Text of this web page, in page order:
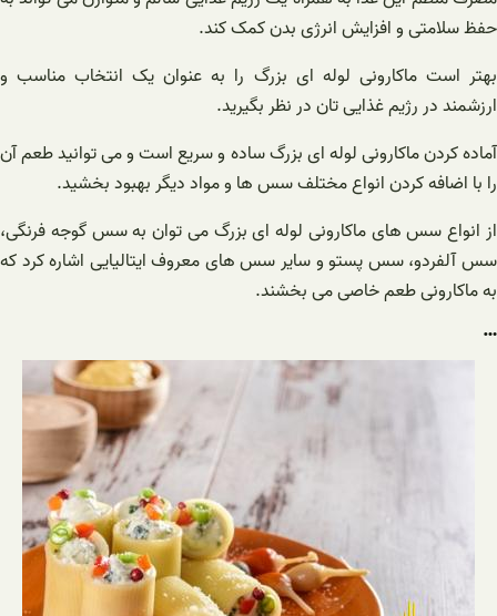
حفظ سلامتی و افزایش انرژی بدن کمک کند.
بهتر است ماکارونی لوله ای بزرگ را به عنوان یک انتخاب مناسب و
ارزشمند در رژیم غذایی تان در نظر بگیرید.
آماده کردن ماکارونی لوله ای بزرگ ساده و سریع است و می توانید طعم آن
را با اضافه کردن انواع مختلف سس ها و مواد دیگر بهبود بخشید.
از انواع سس های ماکارونی لوله ای بزرگ می توان به سس گوجه فرنگی،
سس آلفردو، سس پستو و سایر سس های معروف ایتالیایی اشاره کرد که
به ماکارونی طعم خاصی می بخشند.
…